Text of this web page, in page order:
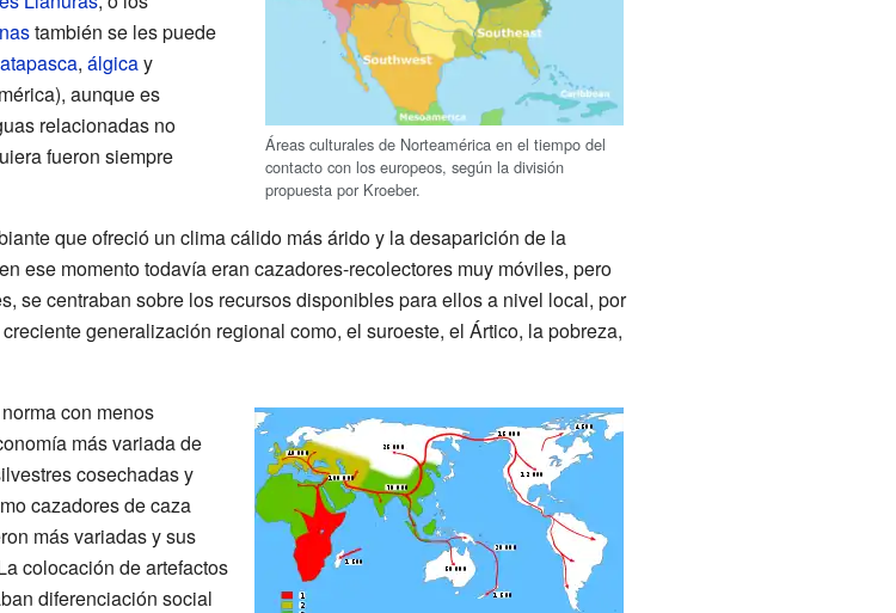
Áreas culturales de Norteamérica en el tiempo del
contacto con los europeos, según la división
propuesta por Kroeber.
también se les puede
atapasca, álgicay
aunque es
relacionadas no
fueron siempre
que ofreció un clima cálido más árido y la desaparición de la
ese momento todavía eran cazadores-recolectores muy móviles, pero
se centraban sobre los recursos disponibles para ellos a nivel local, por
generalización regional como, el suroeste, el Ártico, la pobreza,
con menos
más variada de
cosechadas y
cazadores de caza
más variadas y sus
colocación de artefactos
diferenciación social